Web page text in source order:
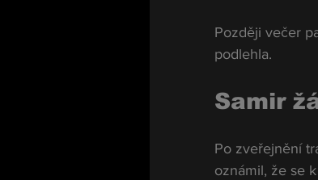
Později večer
podlehla.
Samir
Po zveřejnění
oznámil, že se